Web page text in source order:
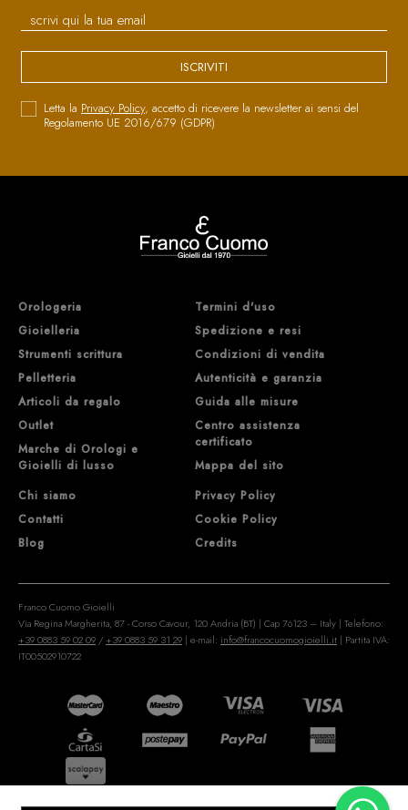
ISCRIVITI
Letta la Privacy Policy, accetto di ricevere la newsletter ai sensi del
Regolamento UE 2016/679 (GDPR)
Orologeria
Gioielleria
Strumenti scrittura
Pelletteria
Articoli da regalo
Outlet
Marche di Orologi e
Gioielli di lusso
Chi siamo
Contatti
Blog
Termini d'uso
Spedizione e resi
Condizioni di vendita
Autenticità e garanzia
Guida alle misure
Centro assistenza
certificato
Mappa del sito
Privacy Policy
Cookie Policy
Credits
Franco Cuomo Gioielli
Via Regina Margherita, 87 - Corso Cavour, 120 Andria (BT) | Cap 76123 – Italy | Telefono:
+39 0883 59 02 09 / +39 0883 59 31 29 | e-mail: info@francocuomogioielli.it | Partita IVA:
IT00502910722